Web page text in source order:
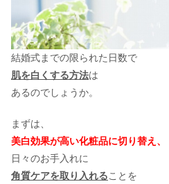
結婚式までの限られた日数で
肌を白くする方法は
あるのでしょうか。
まずは、
美白効果が高い化粧品に切り替え、
日々のお手入れに
角質ケアを取り入れることを